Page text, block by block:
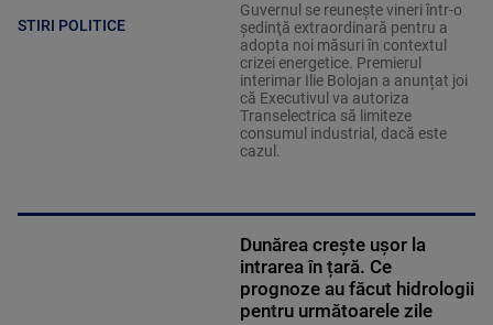
STIRI POLITICE
Guvernul se reuneşte vineri într-o
şedinţă extraordinară pentru a
adopta noi măsuri în contextul
crizei energetice. Premierul
interimar Ilie Bolojan a anunțat joi
că Executivul va autoriza
Transelectrica să limiteze
consumul industrial, dacă este
cazul.
Dunărea crește ușor la
intrarea în țară. Ce
prognoze au făcut hidrologii
pentru următoarele zile